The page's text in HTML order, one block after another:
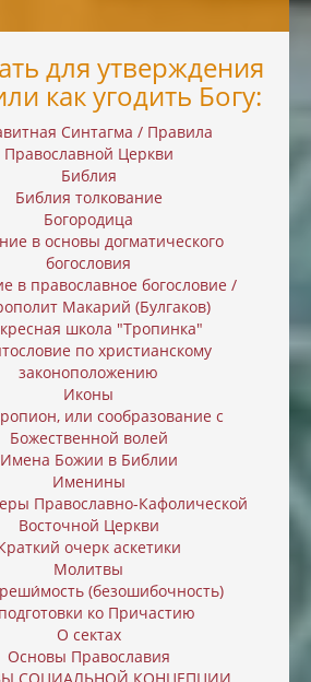
для утверждения
как угодить Богу:
Синтагма / Правила
Православной Церкви
Библия
Библия толкование
Богородица
в основы догматического
богословия
в православное богословие /
Макарий (Булгаков)
школа "Тропинка"
по христианскому
законоположению
Иконы
или cообразование с
Божественной волей
Имена Божии в Библии
Именины
Православно-Кафолической
Восточной Церкви
очерк аскетики
Молитвы
(безошибочность)
ко Причастию
О сектах
Основы Православия